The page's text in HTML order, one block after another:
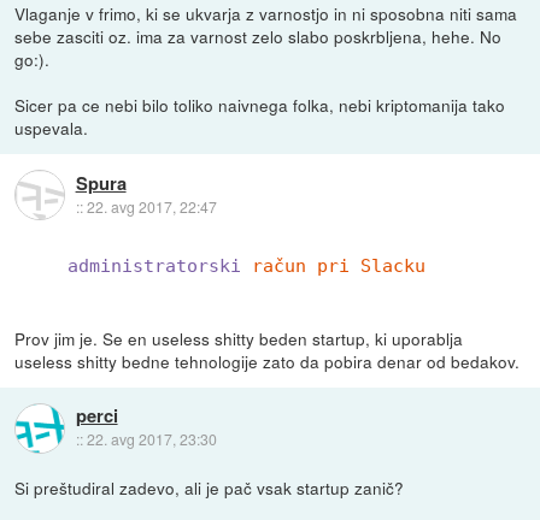
Vlaganje v frimo, ki se ukvarja z varnostjo in ni sposobna niti sama
sebe zasciti oz. ima za varnost zelo slabo poskrbljena, hehe. No
go:).
Sicer pa ce nebi bilo toliko naivnega folka, nebi kriptomanija tako
uspevala.
Spura
::22. avg 2017, 22:47
administratorski račun pri Slacku
Prov jim je. Se en useless shitty beden startup, ki uporablja
useless shitty bedne tehnologije zato da pobira denar od bedakov.
perci
::22. avg 2017, 23:30
Si preštudiral zadevo, ali je pač vsak startup zanič?